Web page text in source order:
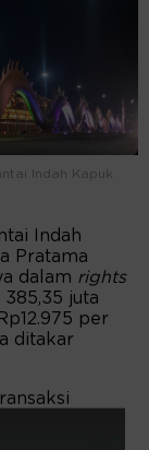
Indah Kapuk
Indah
Pratama
dalam rights
juta
per
ditakar
2025.
di PANI